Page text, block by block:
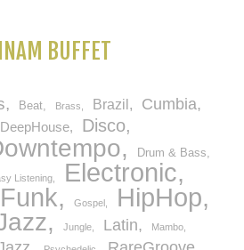
*LIVE*
BUFFET
Beat Brass Brazil Cumbia
DeepHouse Disco
Drum & Bass
Listening Electronic
Funk Gospel HipHop
Jungle Latin Mambo